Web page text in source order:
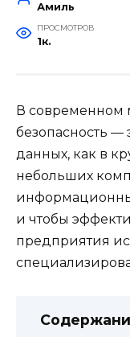
Амиль
ПРОСМОТРОВ
1к.
В
безопасность —
данных, как в
небольших
и чтобы
предприятия